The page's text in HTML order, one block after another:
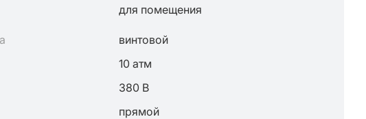
для помещения
винтовой
10 атм
380 В
прямой